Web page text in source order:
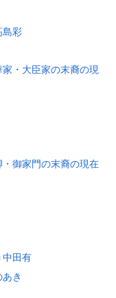
島彩
家・大臣家の末裔の現
・御家門の末裔の現在
中田有
き